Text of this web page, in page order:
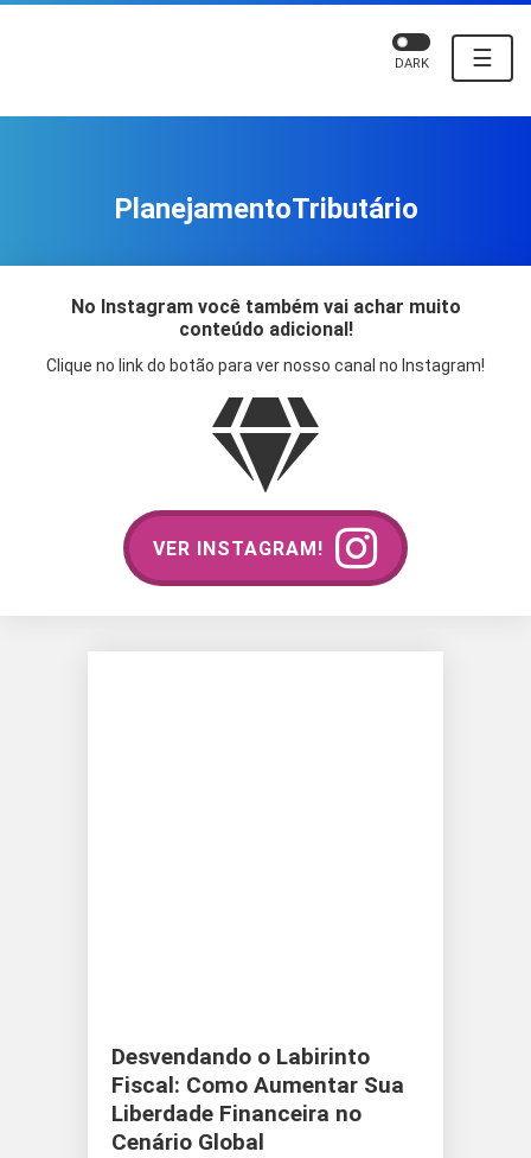
☰
DARK
PlanejamentoTributário
No Instagram você também vai achar muito
conteúdo adicional!
Clique no link do botão para ver nosso canal no Instagram!
VER INSTAGRAM!
Desvendando o Labirinto
Fiscal: Como Aumentar Sua
Liberdade Financeira no
Cenário Global